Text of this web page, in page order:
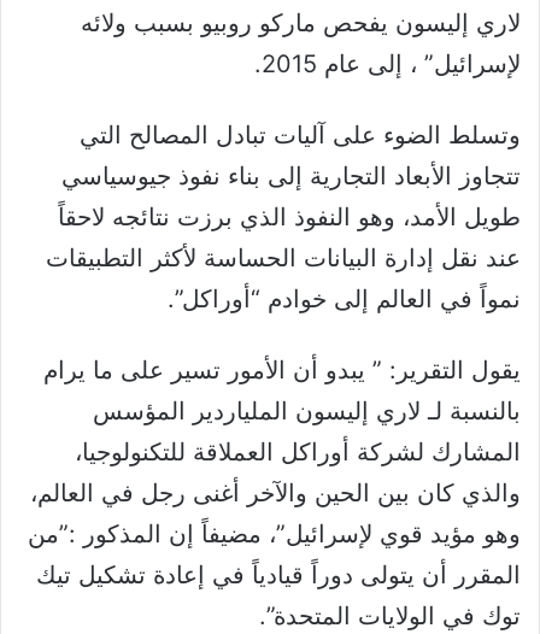
لاري إليسون يفحص ماركو روبيو بسبب ولائه
لإسرائيل” ، إلى عام 2015.
وتسلط الضوء على آليات تبادل المصالح التي
تتجاوز الأبعاد التجارية إلى بناء نفوذ جيوسياسي
طويل الأمد، وهو النفوذ الذي برزت نتائجه لاحقاً
عند نقل إدارة البيانات الحساسة لأكثر التطبيقات
نمواً في العالم إلى خوادم “أوراكل”.
يقول التقرير: ” يبدو أن الأمور تسير على ما يرام
بالنسبة لـ لاري إليسون الملياردير المؤسس
المشارك لشركة أوراكل العملاقة للتكنولوجيا،
والذي كان بين الحين والآخر أغنى رجل في العالم،
وهو مؤيد قوي لإسرائيل”، مضيفاً إن المذكور :”من
المقرر أن يتولى دوراً قيادياً في إعادة تشكيل تيك
توك في الولايات المتحدة”.